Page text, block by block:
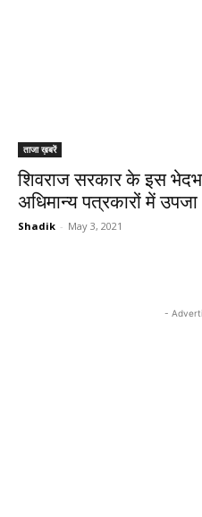
ताजा ख़बरें
शिवराज सरकार के इस
अधिमान्य पत्रकारों में
Shadik - May 3, 2021
-